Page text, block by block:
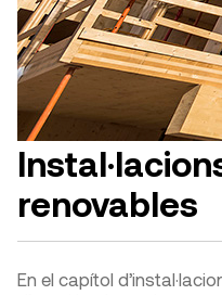
renovables
En el capítol